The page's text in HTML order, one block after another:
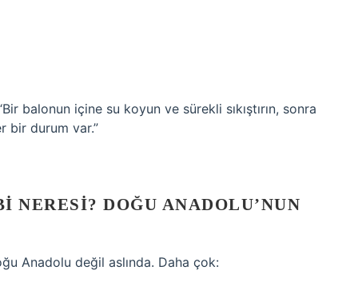
balonun içine su koyun ve sürekli sıkıştırın, sonra
bir durum var.”
NERESI? DOĞU ANADOLU’NUN
Anadolu değil aslında. Daha çok: